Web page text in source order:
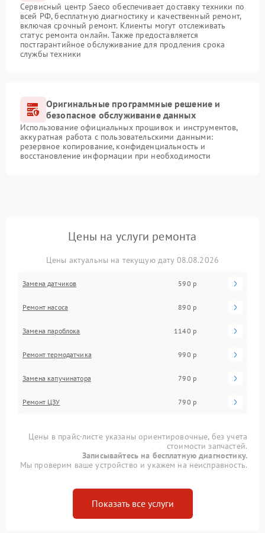
Сервисный центр Saeco обеспечивает доставку техники по
всей РФ, бесплатную диагностику и качественный ремонт,
включая срочный ремонт. Клиенты могут отслеживать
статус ремонта онлайн. Также предоставляется
постгарантийное обслуживание для продления срока
службы техники
Оригинальные программные решение и
безопасное обслуживание данных
Использование официальных прошивок и инструментов,
аккуратная работа с пользовательскими данными:
резервное копирование, конфиденциальность и
восстановление информации при необходимости
Цены на услуги ремонта
Цены актуальны на текущую дату 08.08.2026
Замена датчиков 590 р
Ремонт насоса 890 р
Замена пароблока 1140 р
Ремонт термодатчика 990 р
Замена капучинатора 790 р
Ремонт ЦЗУ 790 р
Цены в прайс-листе указаны ориентировочные, без учета
стоимости запчастей.
Записывайтесь на бесплатную диагностику.
Мы проверим ваше устройство и укажем на неисправность.
Показать все услуги